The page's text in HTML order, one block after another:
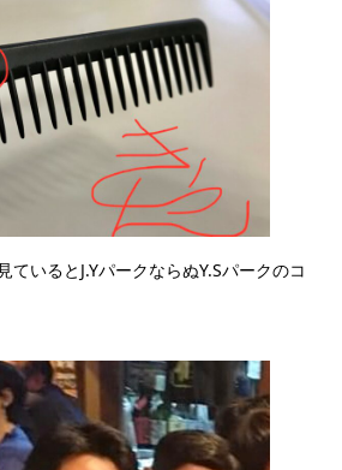
ているとJ.YパークならぬY.Sパークのコ